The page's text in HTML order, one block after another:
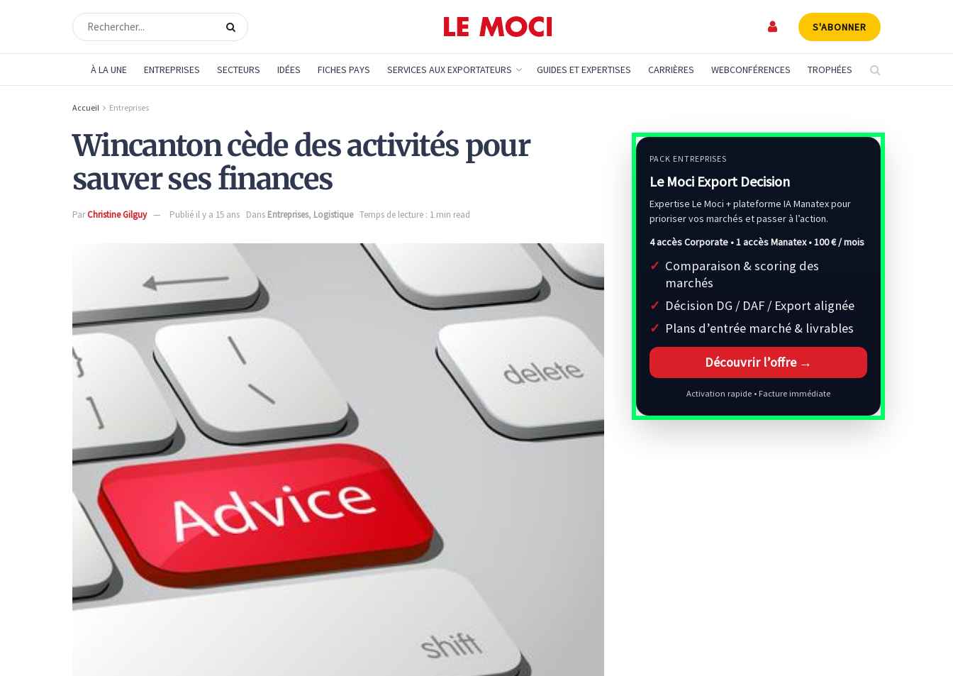
S'ABONNER
À LA UNE ENTREPRISES SECTEURS IDÉES FICHES PAYS SERVICES AUX EXPORTATEURS GUIDES ET EXPERTISES CARRIÈRES WEBCONFÉRENCES TROPHÉES
Accueil Entreprises
Wincanton cède des activités pour
sauver ses finances
ParChristine Gilguy Publié il y a 15 ans Dans Entreprises, Logistique Temps de lecture : 1 min read
PACK ENTREPRISES
Le Moci Export Decision
Expertise Le Moci + plateforme IA Manatex pour
prioriser vos marchés et passer à l’action.
4 accès Corporate • 1 accès Manatex •100 € / mois
Comparaison & scoring des
marchés
Décision DG / DAF / Export alignée
Plans d’entrée marché & livrables
Découvrir l’offre →
Activation rapide • Facture immédiate